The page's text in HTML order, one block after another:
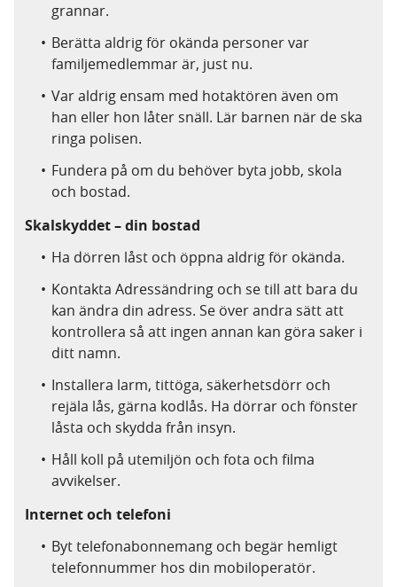
grannar.
Berätta aldrig för okända personer var
familjemedlemmar är, just nu.
Var aldrig ensam med hotaktören även om
han eller hon låter snäll. Lär barnen när de ska
ringa polisen.
Fundera på om du behöver byta jobb, skola
och bostad.
Skalskyddet – din bostad
Ha dörren låst och öppna aldrig för okända.
Kontakta Adressändring och se till att bara du
kan ändra din adress. Se över andra sätt att
kontrollera så att ingen annan kan göra saker i
ditt namn.
Installera larm, tittöga, säkerhetsdörr och
rejäla lås, gärna kodlås. Ha dörrar och fönster
låsta och skydda från insyn.
Håll koll på utemiljön och fota och filma
avvikelser.
Internet och telefoni
Byt telefonabonnemang och begär hemligt
telefonnummer hos din mobiloperatör.